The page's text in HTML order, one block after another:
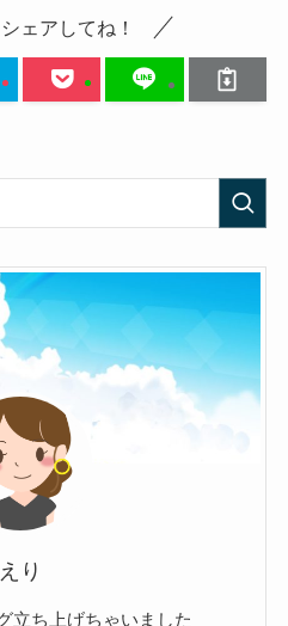
ェアしてね！
えり
立ち上げちゃいました